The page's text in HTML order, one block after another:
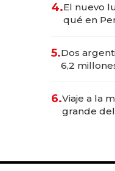
4.El nuevo
qué en
para
5.Dos
6,2
6.Viaje a la
grande del